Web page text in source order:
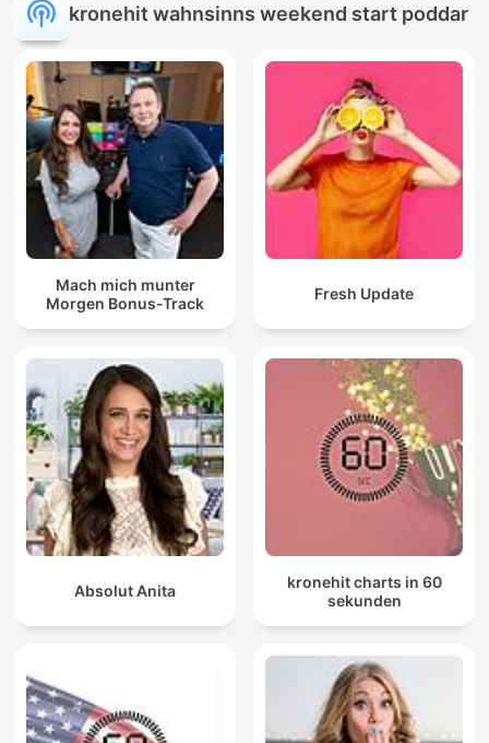
kronehit wahnsinns weekend start poddar
Mach mich munter
Morgen Bonus-Track
Fresh Update
Absolut Anita
kronehit charts in 60
sekunden